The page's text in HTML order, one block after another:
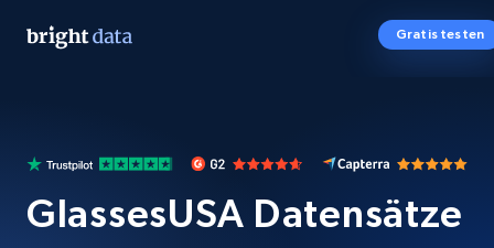
Gratis testen
GlassesUSA Datensätze